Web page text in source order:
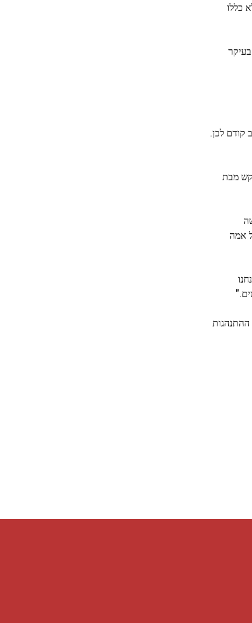
כללו
ב"בבקשה" רק 69 פעמים, או 7% מהמקרים, בעיקר
קודם לכן.
מבת
אמה
ההתנהגות